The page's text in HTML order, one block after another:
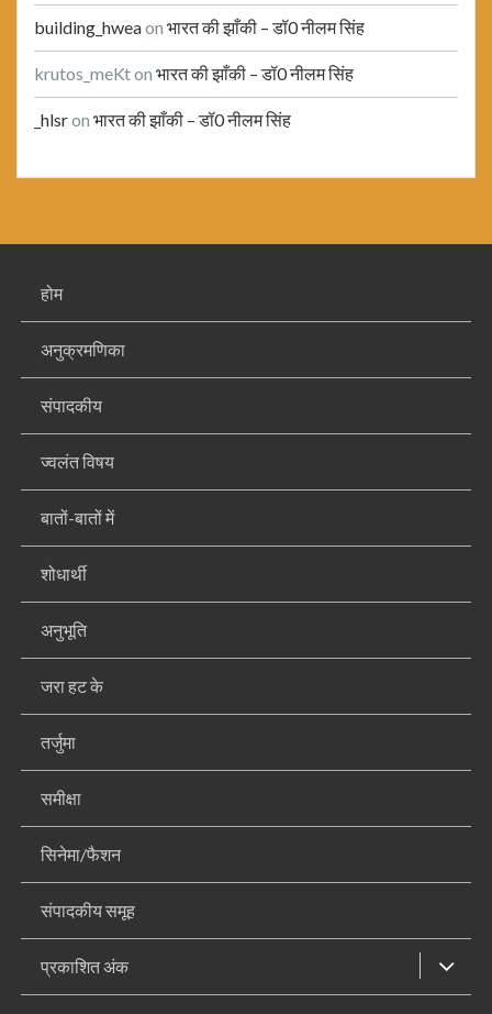
building_hweaon भारत की झाँकी – डॉ0 नीलम सिंह
krutos_meKton भारत की झाँकी – डॉ0 नीलम सिंह
_hlsron भारत की झाँकी – डॉ0 नीलम सिंह
होम
अनुक्रमणिका
संपादकीय
ज्वलंत विषय
बातों-बातों में
शोधार्थी
अनुभूति
जरा हट के
तर्जुमा
समीक्षा
सिनेमा/फैशन
संपादकीय समूह
प्रकाशित अंक